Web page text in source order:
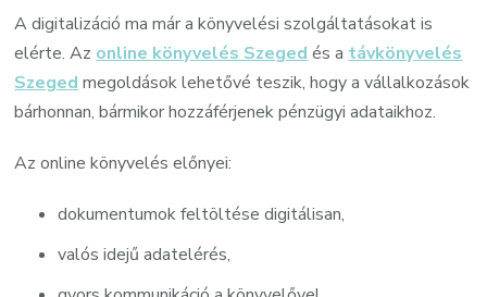
A digitalizáció ma már a könyvelési szolgáltatásokat is
elérte. Az online könyvelés Szeged és a távkönyvelés
Szeged megoldások lehetővé teszik, hogy a vállalkozások
bárhonnan, bármikor hozzáférjenek pénzügyi adataikhoz.
Az online könyvelés előnyei:
dokumentumok feltöltése digitálisan,
valós idejű adatelérés,